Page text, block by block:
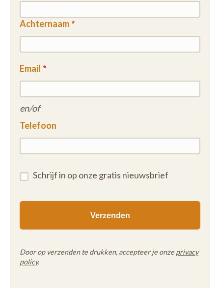
Achternaam
Email
en/of
Telefoon
Schrijf in op onze gratis nieuwsbrief
Door op verzenden te drukken, accepteer je onze privacy
policy.